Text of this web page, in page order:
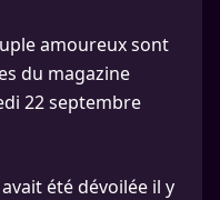
amoureux sont
du magazine
22 septembre
été dévoilée il y